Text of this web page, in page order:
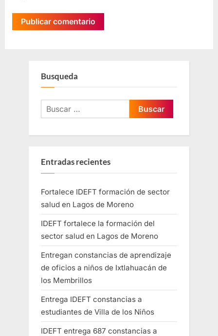
Busqueda
Entradas recientes
Fortalece IDEFT formación de sector
salud en Lagos de Moreno
IDEFT fortalece la formación del
sector salud en Lagos de Moreno
Entregan constancias de aprendizaje
de oficios a niños de Ixtlahuacán de
los Membrillos
Entrega IDEFT constancias a
estudiantes de Villa de los Niños
IDEFT entrega 687 constancias a